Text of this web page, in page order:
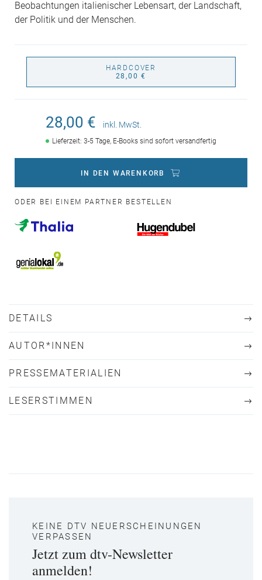
Beobachtungen italienischer Lebensart, der Landschaft,
der Politik und der Menschen.
HARDCOVER
28,00 €
28,00 € inkl. MwSt.
Lieferzeit: 3-5 Tage, E-Books sind sofort versandfertig
IN DEN WARENKORB
ODER BEI EINEM PARTNER BESTELLEN
DETAILS
AUTOR*INNEN
PRESSEMATERIALIEN
LESERSTIMMEN
KEINE DTV NEUERSCHEINUNGEN
VERPASSEN
Jetzt zum dtv-Newsletter
anmelden!